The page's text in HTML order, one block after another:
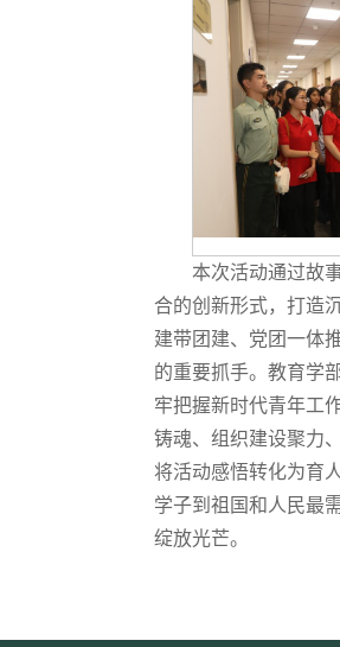
本次活动通过故
合的创新形式，打造
建带团建、党团一体
的重要抓手。教育学
牢把握新时代青年工
铸魂、组织建设聚力
将活动感悟转化为育
学子到祖国和人民最
绽放光芒。